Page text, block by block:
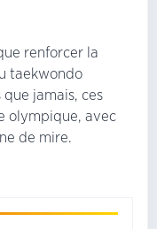
renforcer la
taekwondo
jamais, ces
olympique, avec
de mire.